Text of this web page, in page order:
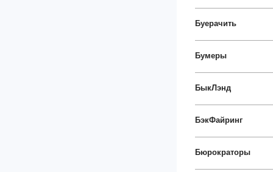
Буерачить
Бумеры
БыкЛэнд
БэкФайринг
Бюрократоры